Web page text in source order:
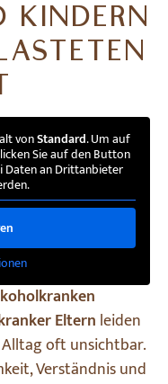
KINDERN
vonStandard. Um auf
Sie auf den Button
Daten an Drittanbieter
Elternleiden
oft unsichtbar.
Verständnis und